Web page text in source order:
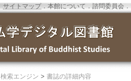
サイトマップ．本館について ． 諮問委員会 ．
検索エンジン > 書誌の詳細内容